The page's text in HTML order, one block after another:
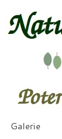
Galerie